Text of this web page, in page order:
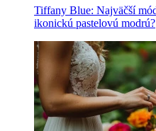
Tiffany Blue: Najväčší
ikonickú pastelovú modrú?